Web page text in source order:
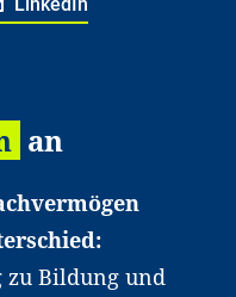
LinkedIn
an
zu Bildung und